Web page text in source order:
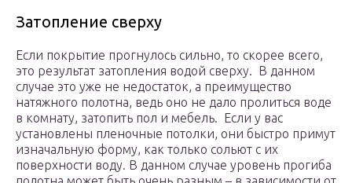
Затопление сверху
Если покрытие прогнулось сильно, то скорее всего,
это результат затопления водой сверху. В данном
случае это уже не недостаток, а преимущество
натяжного полотна, ведь оно не дало пролиться воде
в комнату, затопить пол и мебель. Если у вас
установлены пленочные потолки, они быстро примут
изначальную форму, как только сольют с их
поверхности воду. В данном случае уровень прогиба